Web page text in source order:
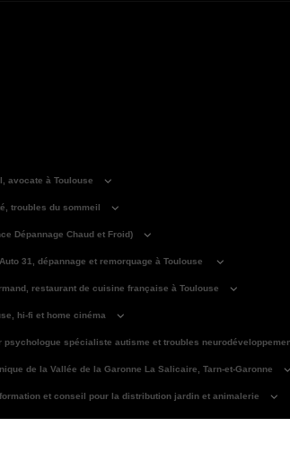
avocate à Toulouse
troubles du sommeil
Dépannage Chaud et Froid)
31, dépannage et remorquage à Toulouse
restaurant de cuisine française à Toulouse
hi-fi et home cinéma
psychologue spécialiste autisme et troubles
de la Vallée de la Garonne La Salicaire, Tarn-et-Garonne
et conseil pour la distribution jardin et animalerie